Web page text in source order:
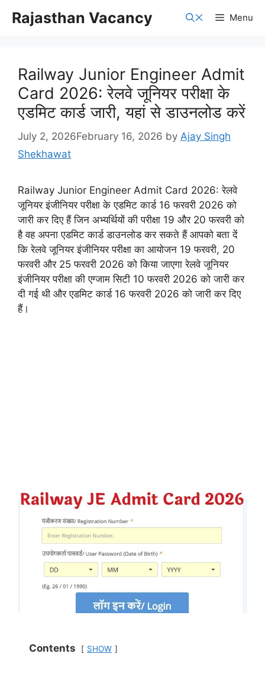
Rajasthan Vacancy Menu
Railway Junior Engineer Admit
Card 2026: रेलवे जूनियर परीक्षा के
एडमिट कार्ड जारी, यहां से डाउनलोड करें
July 2, 2026February 16, 2026 by Ajay Singh
Shekhawat
Railway Junior Engineer Admit Card 2026: रेलवे
जूनियर इंजीनियर परीक्षा के एडमिट कार्ड 16 फरवरी 2026 को
जारी कर दिए हैं जिन अभ्यर्थियों की परीक्षा 19 और 20 फरवरी को
है वह अपना एडमिट कार्ड डाउनलोड कर सकते हैं आपको बता दें
कि रेलवे जूनियर इंजीनियर परीक्षा का आयोजन 19 फरवरी, 20
फरवरी और 25 फरवरी 2026 को किया जाएगा रेलवे जूनियर
इंजीनियर परीक्षा की एग्जाम सिटी 10 फरवरी 2026 को जारी कर
दी गई थी और एडमिट कार्ड 16 फरवरी 2026 को जारी कर दिए
हैं।
Contents SHOW